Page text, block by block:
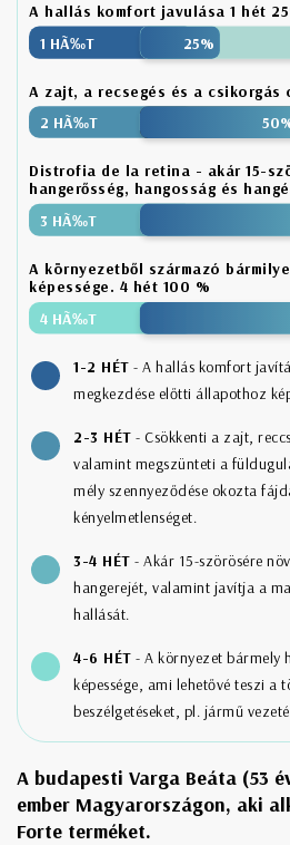
A hallás komfort javulása 1 hét
A zajt, a recsegés és a csikorgás
Distrofia de la retina - akár 15-
hangerősség, hangosság és
A környezetből származó
képessége. 4 hét 100 %
1-2 HÉT - A hallás komfort
megkezdése előtti állapothoz
2-3 HÉT - Csökkenti a zajt,
valamint megszünteti a
mély szennyeződése okozta
kényelmetlenséget.
3-4 HÉT - Akár 15-szörösére
hangerejét, valamint javítja a
hallását.
4-6 HÉT - A környezet bármely
képessége, ami lehetővé teszi a
beszélgetéseket, pl. jármű
A budapesti Varga Beáta (53
ember Magyarországon, aki
Forte terméket.